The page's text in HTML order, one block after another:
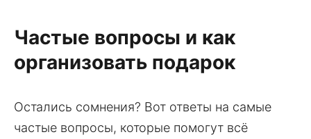
Частые вопросы и как
организовать подарок
Остались сомнения? Вот ответы на самые
частые вопросы, которые помогут всё